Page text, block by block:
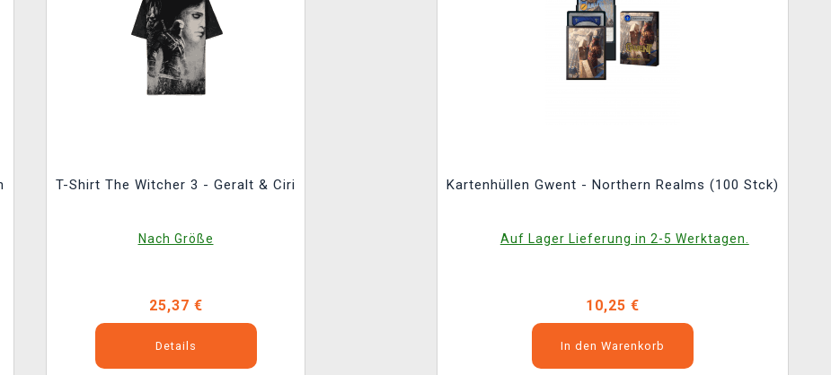
T-Shirt The Witcher 3 - Geralt & Ciri
Nach Größe
25,37 €
Details
Kartenhüllen Gwent - Northern Realms (100 Stck)
Auf Lager Lieferung in 2-5 Werktagen.
10,25 €
In den Warenkorb